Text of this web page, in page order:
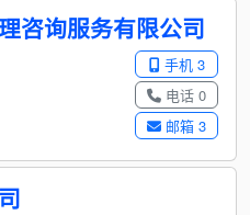
咨询服务有限公司
手机 3
电话 0
邮箱 3